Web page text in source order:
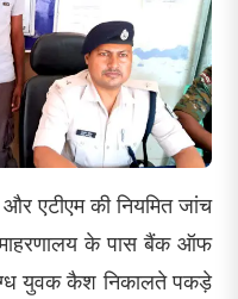
एटीएम की नियमित जांच
के पास बैंक ऑफ
युवक कैश निकालते पकड़े